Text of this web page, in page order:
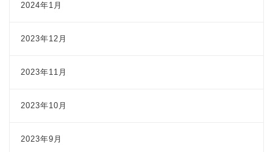
2024年1月
2023年12月
2023年11月
2023年10月
2023年9月